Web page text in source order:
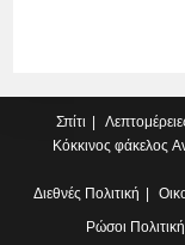
Σπίτι
Κόκκινος φάκελος
Διεθνές Πολιτική
Ρώσοι Πολιτική